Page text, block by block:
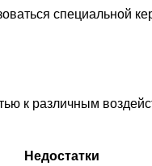
специальной
к различным
Недостатки